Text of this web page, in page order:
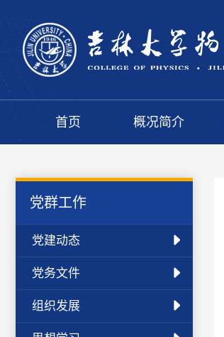
首页 概况简介
党群工作
党建动态
党务文件
组织发展